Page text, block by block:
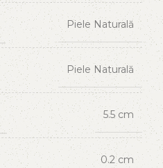
Piele Naturală
Piele Naturală
5.5 cm
0.2 cm